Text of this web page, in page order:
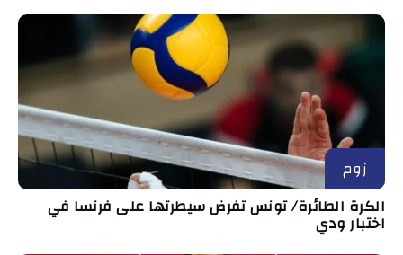
زوم
الكرة الطائرة/ تونس تفرض سيطرتها على فرنسا في
اختبار ودي